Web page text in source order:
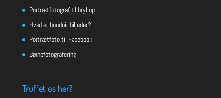
Portrætfotograf til bryllup
Hvad er boudoir billeder?
Portrætfoto til Facebook
Børnefotografering
Truffet os her?